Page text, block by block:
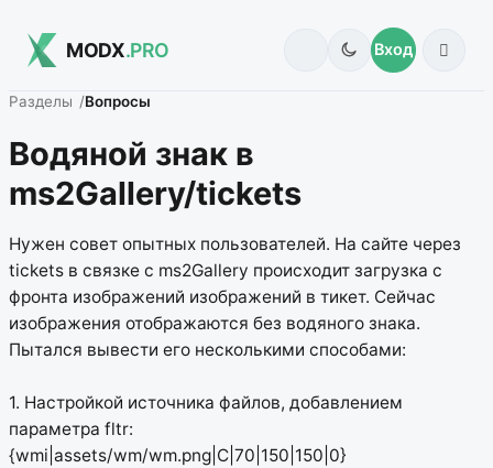
MODX.PRO Вход
Разделы Вопросы
Водяной знак в
ms2Gallery/tickets
Нужен совет опытных пользователей. На сайте через
tickets в связке с ms2Gallery происходит загрузка с
фронта изображений изображений в тикет. Сейчас
изображения отображаются без водяного знака.
Пытался вывести его несколькими способами:
1. Настройкой источника файлов, добавлением
параметра fltr:
{wmi|assets/wm/wm.png|C|70|150|150|0}